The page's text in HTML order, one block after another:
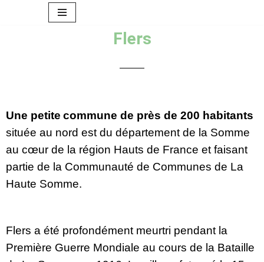
Flers
Une petite commune de près de 200 habitants
située au nord est du département de la Somme
au cœur de la région Hauts de France et faisant
partie de la Communauté de Communes de La
Haute Somme.
Flers a été profondément meurtri pendant la
Première Guerre Mondiale au cours de la Bataille